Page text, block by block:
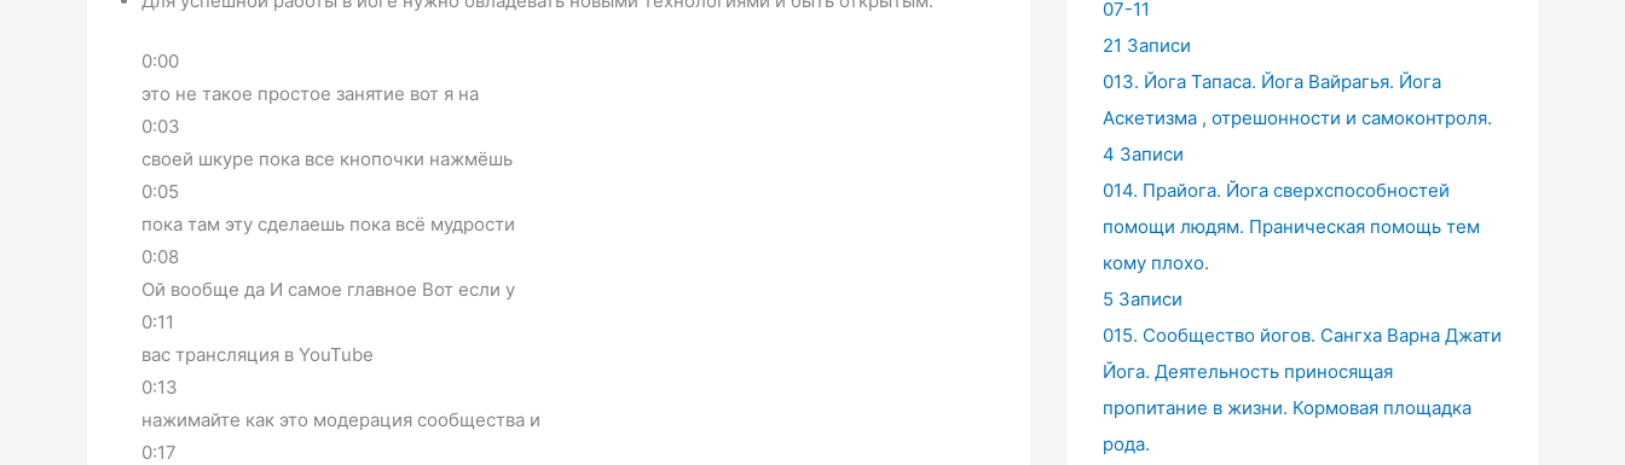
0:00
это не такое простое занятие вот я на
0:03
своей шкуре пока все кнопочки нажмёшь
0:05
пока там эту сделаешь пока всё мудрости
0:08
Ой вообще да И самое главное Вот если у
0:11
вас трансляция в YouTube
0:13
нажимайте как это модерация сообщества и
0:17
07-11
21 Записи
013. Йога Тапаса. Йога Вайрагья. Йога
Аскетизма , отрешонности и самоконтроля.
4 Записи
014. Прайога. Йога сверхспособностей
помощи людям. Праническая помощь тем
кому плохо.
5 Записи
015. Сообщество йогов. Сангха Варна Джати
Йога. Деятельность приносящая
пропитание в жизни. Кормовая площадка
рода.